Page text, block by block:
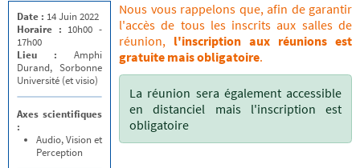
Date : 14 Juin 2022
Horaire : 10h00 -
17h00
Lieu : Amphi
Durand, Sorbonne
Université (et visio)
Axes scientifiques
:
Audio, Vision et
Perception
Nous vous rappelons que, afin de garantir
l'accès de tous les inscrits aux salles de
réunion, l'inscription aux réunions est
gratuite mais obligatoire.
La réunion sera également accessible
en distanciel mais l'inscription est
obligatoire